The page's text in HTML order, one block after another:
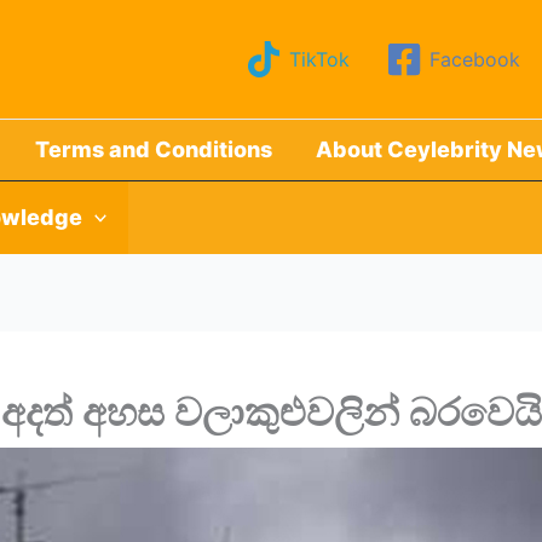
TikTok Facebook
Terms and Conditions About Ceylebrity
අදත් අහස වලාකුළුවලින් බරවෙයි